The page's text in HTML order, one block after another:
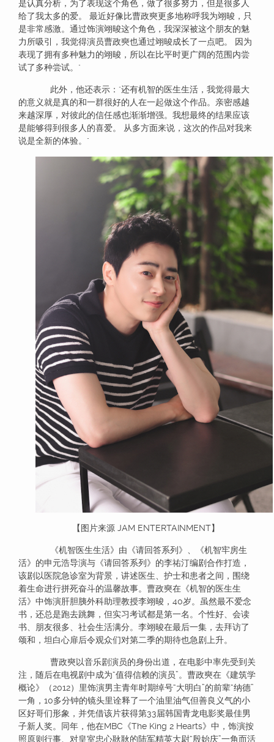
是认真分析，为了表现这个角色，做了很多努力，但是很多人
给了我太多的爱。 最近好像比曹政奭更多地称呼我为翊晙，只
是非常感激。通过饰演翊晙这个角色，我深深被这个朋友的魅
力所吸引，我觉得演员曹政奭也通过翊晙成长了一点吧。 因为
表现了拥有多种魅力的翊晙，所以在比平时更广阔的范围内尝
试了多种尝试。"
此外，他还表示："还有机智的医生生活，我觉得最大
的意义就是真的和一群很好的人在一起做这个作品。亲密感越
来越深厚，对彼此的信任感也渐渐增强。我想最终的结果应该
是能够得到很多人的喜爱。 从多方面来说，这次的作品对我来
说是全新的体验。"
【图片来源 JAM ENTERTAINMENT】
《机智医生生活》由《请回答系列》、《机智牢房生
活》的申元浩导演与《请回答系列》的李祐汀编剧合作打造，
该剧以医院急诊室为背景，讲述医生、护士和患者之间，围绕
着生命进行拼死奋斗的温馨故事。曹政奭在《机智的医生生
活》中饰演肝胆胰外科助理教授李翊晙，40岁。虽然最不爱念
书，还总是跑去跳舞，但实习考试都是第一名。个性好、会读
书、朋友很多、社会生活满分。李翊晙在最后一集，去拜访了
颂和，坦白心扉后令观众们对第二季的期待也急剧上升。
曹政奭以音乐剧演员的身份出道，在电影中率先受到关
注，随后在电视剧中成为“值得信赖的演员”。曹政奭在《建筑学
概论》（2012）里饰演男主青年时期绰号“大明白”的前辈“纳德”
一角，10多分钟的镜头里诠释了一个油里油气但善良义气的小
区好哥们形象，并凭借该片获得第33届韩国青龙电影奖最佳男
子新人奖。同年，他在MBC《The King 2 Hearts》中，饰演按
照原则行事、对皇室忠心耿耿的陆军精英大尉“殷始庆”一角而活